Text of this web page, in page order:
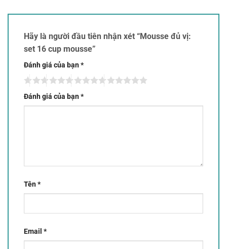
Hãy là người đầu tiên nhận xét “Mousse đủ vị:
set 16 cup mousse”
Đánh giá của bạn*
Đánh giá của bạn*
Tên*
Email *